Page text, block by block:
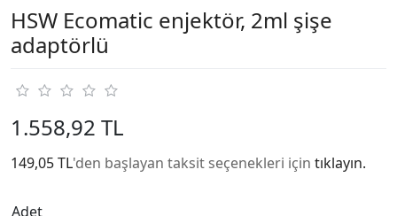
HSW Ecomatic enjektör, 2ml şişe
adaptörlü
1.558,92 TL
149,05 TL'den başlayan taksit seçenekleri için tıklayın.
Adet